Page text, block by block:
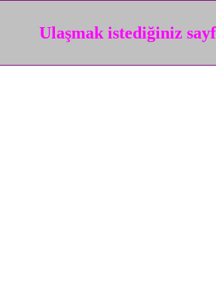
Ulaşmak istediğiniz